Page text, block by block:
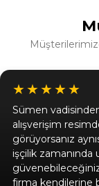
★★★★★
Sümen
alışverişim
görüyorsanız
işçilik zamanında
firma kendilerine